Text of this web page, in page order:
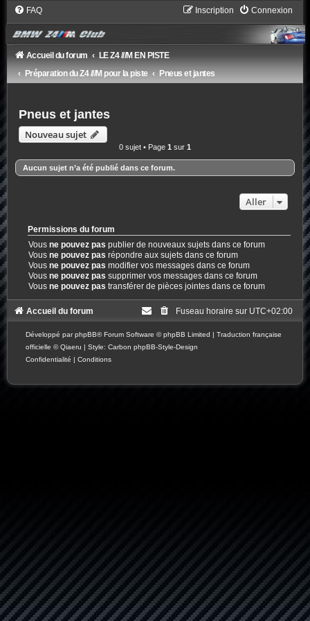
FAQ Connexion
Inscription
Accueil du forum
LE Z4 ///M EN PISTE
Préparation du Z4 ///M pour la piste
Pneus et jantes
Pneus et jantes
Nouveau sujet
0 sujet • Page 1 sur 1
Aucun sujet n’a été publié dans ce forum.
Aller
Permissions du forum
Vousne pouvez pas publier de nouveaux sujets dans ce forum
Vousne pouvez pas répondre aux sujets dans ce forum
Vousne pouvez pas modifier vos messages dans ce forum
Vousne pouvez pas supprimer vos messages dans ce forum
Vousne pouvez pas transférer de pièces jointes dans ce forum
Accueil du forum Fuseau horaire sur UTC+02:00
Développé parphpBB® Forum Software © phpBB Limited | Traduction française
officielle ©Qiaeru | Style: Carbon phpBB-Style-Design
Confidentialité | Conditions